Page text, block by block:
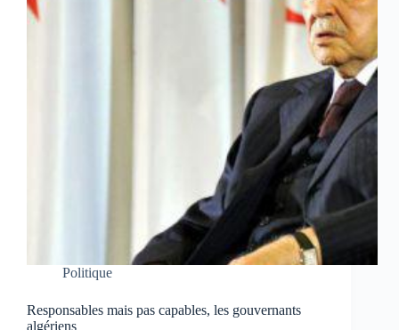
Politique
Responsables mais pas capables, les gouvernants
algériens